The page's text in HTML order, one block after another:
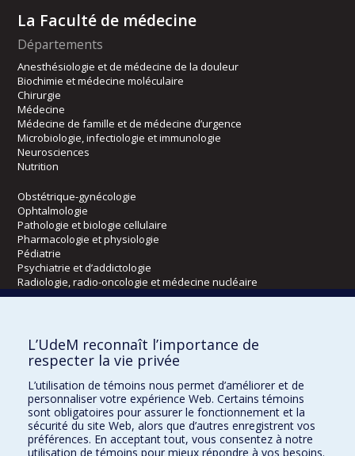
La Faculté de médecine
Départements
Anesthésiologie et de médecine de la douleur
Biochimie et médecine moléculaire
Chirurgie
Médecine
Médecine de famille et de médecine d’urgence
Microbiologie, infectiologie et immunologie
Neurosciences
Nutrition
Obstétrique-gynécologie
Ophtalmologie
Pathologie et biologie cellulaire
Pharmacologie et physiologie
Pédiatrie
Psychiatrie et d’addictologie
Radiologie, radio-oncologie et médecine nucléaire
Écoles
Kinésiologie et des sciences de l’activité physique
Orthophonie et audiologie
Réadaptation
Directions
DPC
L’UdeM reconnaît l’importance de
respecter la vie privée
L’utilisation de témoins nous permet d’améliorer et de
personnaliser votre expérience Web. Certains témoins
sont obligatoires pour assurer le fonctionnement et la
sécurité du site Web, alors que d’autres enregistrent vos
préférences. En acceptant tout, vous consentez à notre
utilisation de témoins pour mieux répondre à vos besoins.